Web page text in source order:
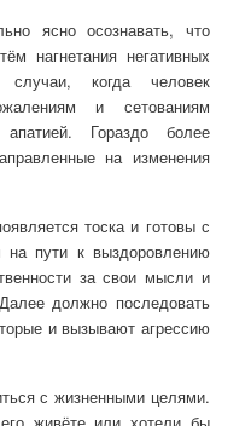
ясно осознавать, что
нагнетания негативных
когда человек
и сетованиям
Гораздо более
на изменения
тоска и готовы с
пути к выздоровлению
за свои мысли и
должно последовать
и вызывают агрессию
с жизненными целями.